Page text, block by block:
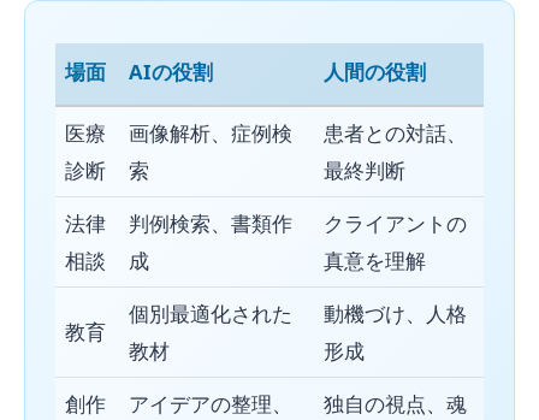
場面 AIの役割 人間の役割
医療
診断
画像解析、症例検
索
患者との対話、
最終判断
法律
相談
判例検索、書類作
成
クライアントの
真意を理解
教育
個別最適化された
教材
動機づけ、人格
形成
創作
アイデアの整理、
独自の視点、魂